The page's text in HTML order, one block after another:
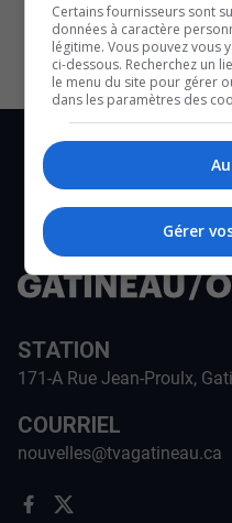
STATION
171-A Rue Jean-Proulx,
COURRIEL
nouvelles@tvagatineau.ca
Certains fournisseurs sont
données à caractère
légitime. Vous pouvez vous
ci-dessous. Recherchez un
le menu du site pour gérer
dans les paramètres des
Gérer